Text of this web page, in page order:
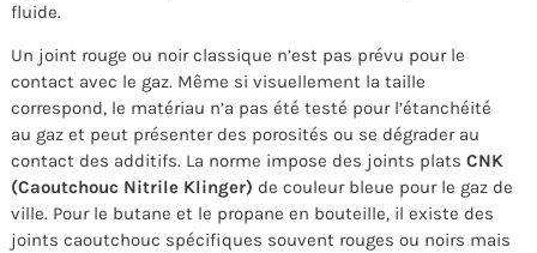
fluide.
Un joint rouge ou noir classique n’est pas prévu pour le
contact avec le gaz. Même si visuellement la taille
correspond, le matériau n’a pas été testé pour l’étanchéité
au gaz et peut présenter des porosités ou se dégrader au
contact des additifs. La norme impose des joints plats CNK
(Caoutchouc Nitrile Klinger) de couleur bleue pour le gaz de
ville. Pour le butane et le propane en bouteille, il existe des
joints caoutchouc spécifiques souvent rouges ou noirs mais